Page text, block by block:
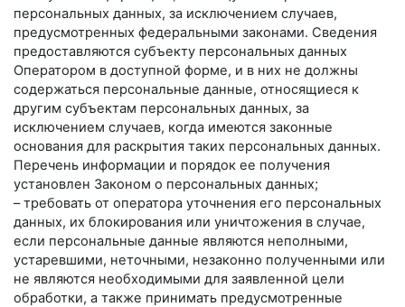
персональных данных, за исключением случаев,
предусмотренных федеральными законами. Сведения
предоставляются субъекту персональных данных
Оператором в доступной форме, и в них не должны
содержаться персональные данные, относящиеся к
другим субъектам персональных данных, за
исключением случаев, когда имеются законные
основания для раскрытия таких персональных данных.
Перечень информации и порядок ее получения
установлен Законом о персональных данных;
– требовать от оператора уточнения его персональных
данных, их блокирования или уничтожения в случае,
если персональные данные являются неполными,
устаревшими, неточными, незаконно полученными или
не являются необходимыми для заявленной цели
обработки, а также принимать предусмотренные